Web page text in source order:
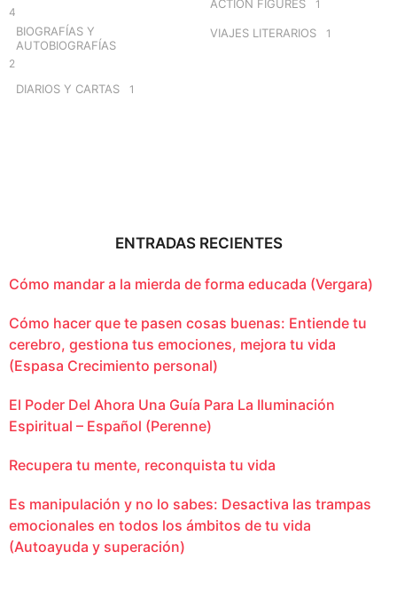
4
BIOGRAFÍAS Y
AUTOBIOGRAFÍAS
2
DIARIOS Y CARTAS 1
ACTION FIGURES 1
VIAJES LITERARIOS 1
ENTRADAS RECIENTES
Cómo mandar a la mierda de forma educada (Vergara)
Cómo hacer que te pasen cosas buenas: Entiende tu
cerebro, gestiona tus emociones, mejora tu vida
(Espasa Crecimiento personal)
El Poder Del Ahora Una Guía Para La Iluminación
Espiritual – Español (Perenne)
Recupera tu mente, reconquista tu vida
Es manipulación y no lo sabes: Desactiva las trampas
emocionales en todos los ámbitos de tu vida
(Autoayuda y superación)